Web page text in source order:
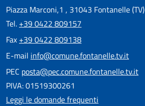
Piazza Marconi,1 , 31043 Fontanelle (TV)
Tel. +39 0422 809157
Fax +39 0422 809138
E-mail info@comune.fontanelle.tv.it
PEC posta@pec.comune.fontanelle.tv.it
PIVA: 01519300261
Leggi le domande frequenti